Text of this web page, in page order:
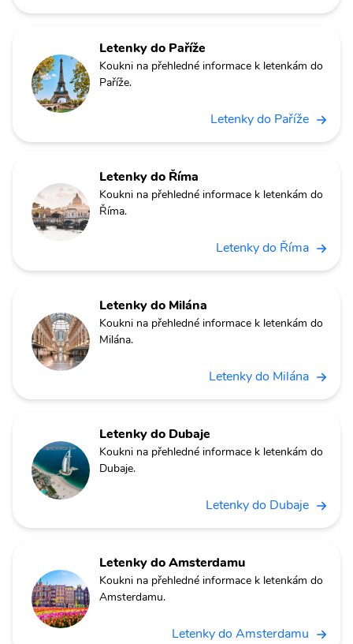
Letenky do Paříže
Koukni na přehledné informace k letenkám do
Paříže.
Letenky do Paříže
Letenky do Říma
Koukni na přehledné informace k letenkám do
Říma.
Letenky do Říma
Letenky do Milána
Koukni na přehledné informace k letenkám do
Milána.
Letenky do Milána
Letenky do Dubaje
Koukni na přehledné informace k letenkám do
Dubaje.
Letenky do Dubaje
Letenky do Amsterdamu
Koukni na přehledné informace k letenkám do
Amsterdamu.
Letenky do Amsterdamu